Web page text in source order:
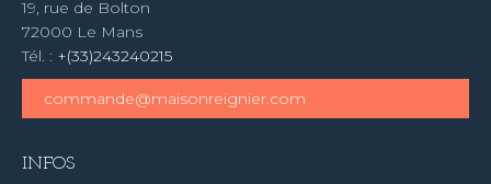
19, rue de Bolton
72000 Le Mans
Tél. : +(33)243240215
commande@maisonreignier.com
INFOS